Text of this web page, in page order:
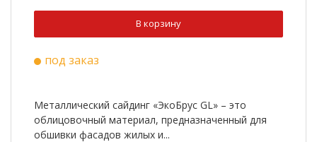
В корзину
под заказ
Металлический сайдинг «ЭкоБрус GL» – это
облицовочный материал, предназначенный для
обшивки фасадов жилых и...